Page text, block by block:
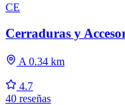
CE
Cerraduras y
A 0.34 km
4.7
40 reseñas